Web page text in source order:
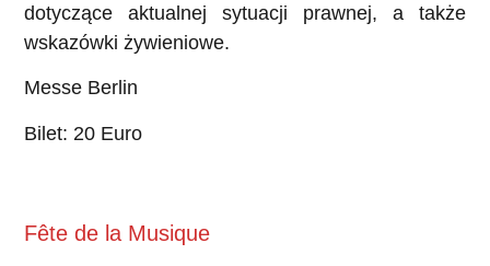
dotyczące aktualnej sytuacji prawnej, a także
wskazówki żywieniowe.
Messe Berlin
Bilet: 20 Euro
Fête de la Musique